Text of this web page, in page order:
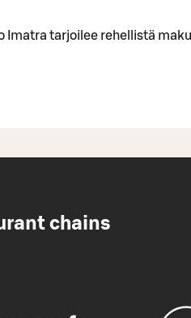
tarjoilee rehellistä
chains